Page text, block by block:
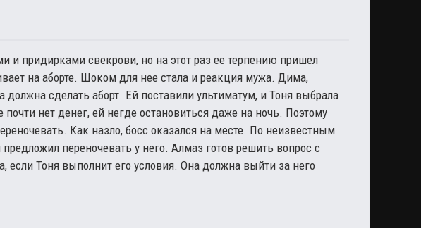
и придирками свекрови, но на этот раз ее терпению пришел
на аборте. Шоком для нее стала и реакция мужа. Дима,
должна сделать аборт. Ей поставили ультиматум, и Тоня выбрала
нет денег, ей негде остановиться даже на ночь. Поэтому
Как назло, босс оказался на месте. По неизвестным
переночевать у него. Алмаз готов решить вопрос с
если Тоня выполнит его условия. Она должна выйти за него